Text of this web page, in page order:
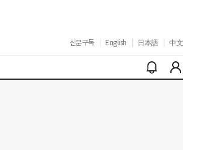
신문구독 English 日本語 中文